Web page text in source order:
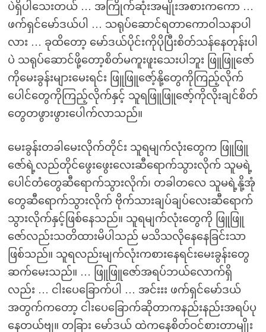
ပဲရှိပါသေးတယ် … အကြိုက်ဆုံးအမျိုးအစားကကော …
ဖက်ရှင်မော်ဒယ်ပါ … သရုပ်ဆောင်ရတာကောဝါသနာပါ
လား … ခုထိတော့ မော်ဒယ်ပိုင်းကိုပိုပြီးစိတ်သန်နေတုန်းပါ
ပဲ သရုပ်ဆောင်ဖို့တော့စိတ်မကူးဖူးသေးပါဘူး ဖြူဖြူဇော်
ကိုမေးခွန်းများမေးရင်း ဖြူဖြူဇော့်နို့တွေကိုကြည့်လိုက်
ပေါင်တွေကိုကြည့်လိုက်နှင့် သူရဖြူဖြူဇော့်ကိုလိုးချင်စိတ်
တွေတဖွားဖွားပေါက်လာသည်။
မေးခွန်းတခါမေးလိုက်တိုင်း သူရမျက်လုံးတွေက ဖြူဖြူ
ဇော်ရဲ့လည်တိုင်ဖွေးဖွေးလေးဆီရောက်သွားလိုက် သူမရဲ့
ပေါင်တံတွေဆီရောက်သွားလိုက်၊ တခါတလေ သူမရဲ့နို့အုံ
တွေဆီရောက်သွားလိုက် ဗိုက်သားချပ်ချပ်လေးဆီရောက်
သွားလိုက်နှင့်ဖြစ်နေသည်။ သူရမျက်လုံးတွေကို ဖြူဖြူ
ဇော်လည်းသတိထားမိပါသည် မသိသလိုနေနေခြင်းသာ
ဖြစ်သည်။ သူရလည်းမျက်လုံးကစားနေရင်းမေးခွန်းတွေ
ဆက်မေးသည်။ … ဖြူဖြူဇော်အရပ်ဘယ်လောက်ရှိ
လည်း … ငါးပေခြောက်ပါ … အင်းးး ဖက်ရှင်မော်ဒယ်
အတွက်ကတော့ ငါးပေခြောက်ဆိုတာကနည်းနည်းအရပ်ပု
နေတယ်ဗျ။ တခြား မော်ဒယ် ထဲကနေစိတ်ဝင်စားတာမျိုး